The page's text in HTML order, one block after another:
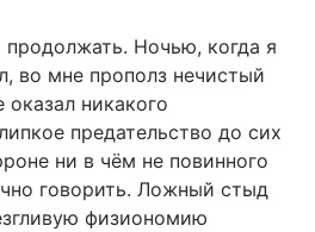
Ночью, когда я
во мне прополз нечистый
оказал никакого
предательство до сих
ни в чём не повинного
говорить. Ложный стыд
физиономию